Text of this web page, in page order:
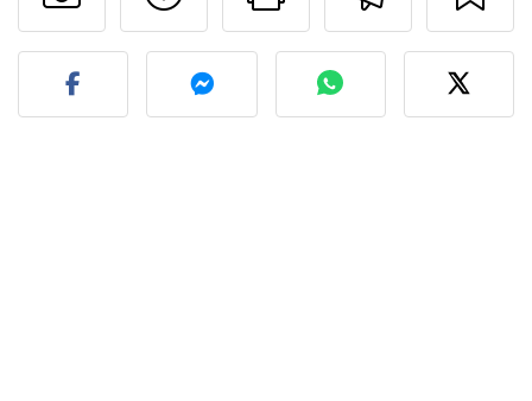
Publicar la foto de esta